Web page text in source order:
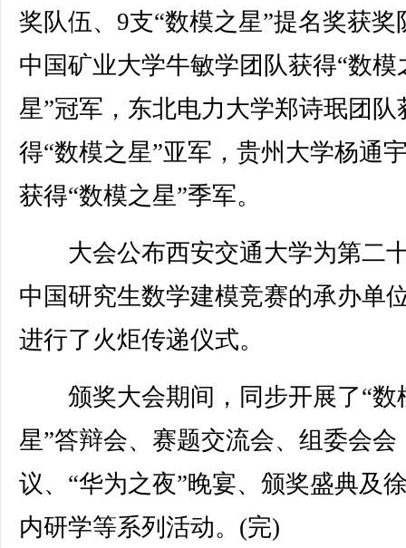
奖队伍、9支“数模之星”提名奖获奖
中国矿业大学牛敏学团队获得“数模
星”冠军，东北电力大学郑诗珉团队
得“数模之星”亚军，贵州大学杨通
获得“数模之星”季军。
大会公布西安交通大学为第二
中国研究生数学建模竞赛的承办单
进行了火炬传递仪式。
颁奖大会期间，同步开展了“数
星”答辩会、赛题交流会、组委会会
议、“华为之夜”晚宴、颁奖盛典及
内研学等系列活动。(完)